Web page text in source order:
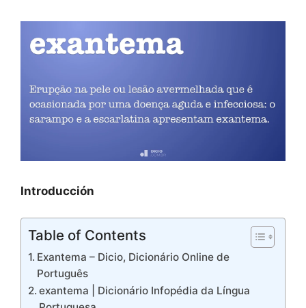
Introducción
Table of Contents
Exantema – Dicio, Dicionário Online de
Português
exantema | Dicionário Infopédia da Língua